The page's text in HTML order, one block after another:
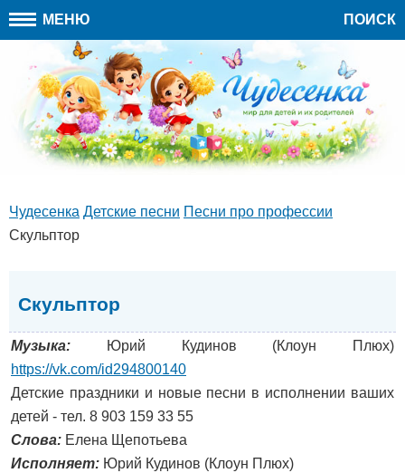
МЕНЮ ПОИСК
Чудесенка Детские песни Песни про профессии
Скульптор
Скульптор
Музыка: Юрий Кудинов (Клоун Плюх)
https://vk.com/id294800140
Детские праздники и новые песни в исполнении ваших
детей - тел. 8 903 159 33 55
Слова: Елена Щепотьева
Исполняет: Юрий Кудинов (Клоун Плюх)